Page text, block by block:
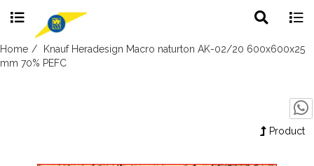
Skip
to
search
Home
Knauf Heradesign Macro naturton AK-02/20 600x600x25
mm 70% PEFC
Product